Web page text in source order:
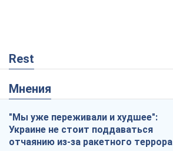
Rest
Мнения
"Мы уже переживали и худшее":
Украине не стоит поддаваться
отчаянию из-за ракетного террора